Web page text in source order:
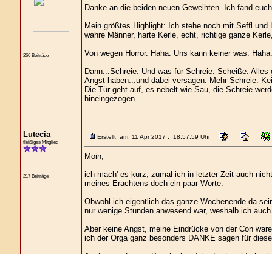
266 Beiträge
Danke an die beiden neuen Geweihten. Ich fand
Mein größtes Highlight: Ich stehe noch mit Seffl und
wahre Männer, harte Kerle, echt, richtige ganze
Von wegen Horror. Haha. Uns kann keiner was. Haha.
Dann...Schreie. Und was für Schreie. Scheiße.
Angst haben...und dabei versagen. Mehr Schreie.
Die Tür geht auf, es nebelt wie Sau, die Schreie
hineingezogen.
Lutecia
fleißiges Mitglied
217 Beiträge
Erstellt am: 11 Apr 2017 : 18:57:59 Uhr
Moin,
ich mach' es kurz, zumal ich in letzter Zeit auch
meines Erachtens doch ein paar Worte.
Obwohl ich eigentlich das ganze Wochenende da
nur wenige Stunden anwesend war, weshalb ich
Aber keine Angst, meine Eindrücke von der Con
ich der Orga ganz besonders DANKE sagen für